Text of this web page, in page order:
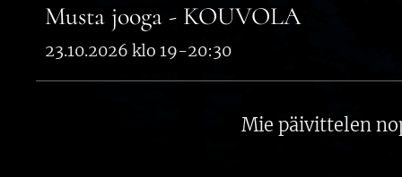
Musta jooga - KOUVOLA
23.10.2026 klo 19-20:30
Mie päivittelen